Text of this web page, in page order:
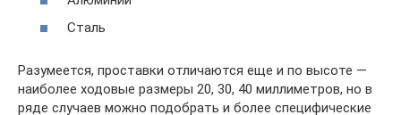
Сталь
Разумеется, проставки отличаются еще и по высоте —
наиболее ходовые размеры 20, 30, 40 миллиметров, но в
ряде случаев можно подобрать и более специфические